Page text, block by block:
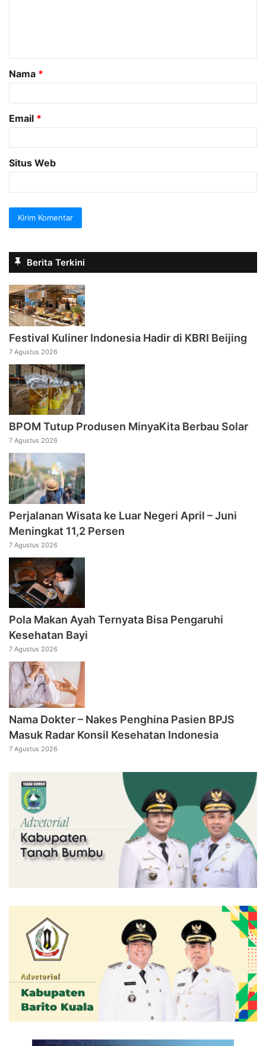
a
r
Nama *
Email *
Situs Web
Berita Terkini
Festival Kuliner Indonesia Hadir di KBRI Beijing
7 Agustus 2026
BPOM Tutup Produsen MinyaKita Berbau Solar
7 Agustus 2026
Perjalanan Wisata ke Luar Negeri April – Juni
Meningkat 11,2 Persen
7 Agustus 2026
Pola Makan Ayah Ternyata Bisa Pengaruhi
Kesehatan Bayi
7 Agustus 2026
Nama Dokter – Nakes Penghina Pasien BPJS
Masuk Radar Konsil Kesehatan Indonesia
7 Agustus 2026